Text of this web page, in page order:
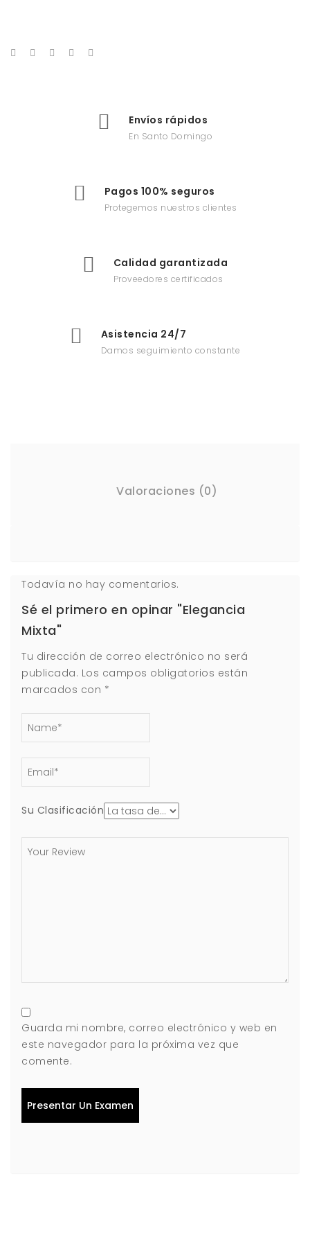
Envíos rápidos
En Santo Domingo
Pagos 100% seguros
Protegemos nuestros clientes
Calidad garantizada
Proveedores certificados
Asistencia 24/7
Damos seguimiento constante
Valoraciones (0)
Todavía no hay comentarios.
Sé el primero en opinar "Elegancia
Mixta"
Tu dirección de correo electrónico no será
publicada. Los campos obligatorios están
marcados con *
Su Clasificación
Guarda mi nombre, correo electrónico y web en
este navegador para la próxima vez que
comente.